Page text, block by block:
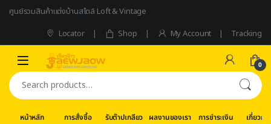
Skip to navigation
Skip to content
ศูนย์รวมสินค้าแต่งบ้านสไตล์ Loft & Vintage
Locator
Shop My Account Tracking
0
Search for:
หน้าหลัก การสั่งซื้อ รับต๊าปเกลียว ผลงานของเรา การชำระเงิน เกี่ยวกับ